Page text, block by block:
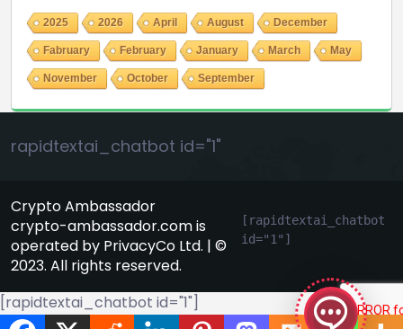
2025 2026 April August December
Fabruary February January March May
November October September
rapidtextai_chatbot id="1"
Crypto Ambassador
crypto-ambassador.com is
operated by PrivacyCo Ltd. | ©
2023. All rights reserved.
[rapidtextai_chatbot
id="1"]
GeekyBot
[rapidtextai_chatbot id="1"]